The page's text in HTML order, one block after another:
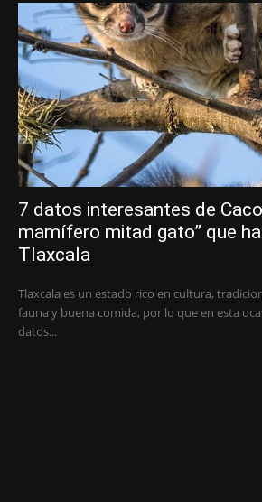
7 datos interesantes de
mamífero mitad gato” que
Tlaxcala
Tlaxcala es un estado rico en cultura,
fauna y buena comida, por lo que en esta
datos...